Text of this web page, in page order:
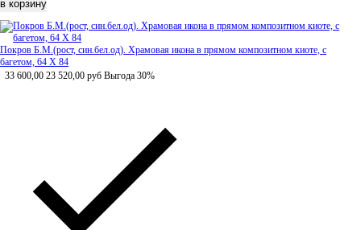
Покров Б.М.(рост, син.бел.од). Храмовая икона в прямом композитном киоте, с
багетом, 64 Х 84
33 600,00 23 520,00 руб Выгода 30%